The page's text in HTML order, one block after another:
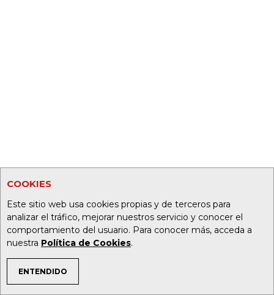
COOKIES
Este sitio web usa cookies propias y de terceros para
analizar el tráfico, mejorar nuestros servicio y conocer el
comportamiento del usuario. Para conocer más, acceda a
nuestra Política de Cookies.
ENTENDIDO
TEMAS DE INTERÉS